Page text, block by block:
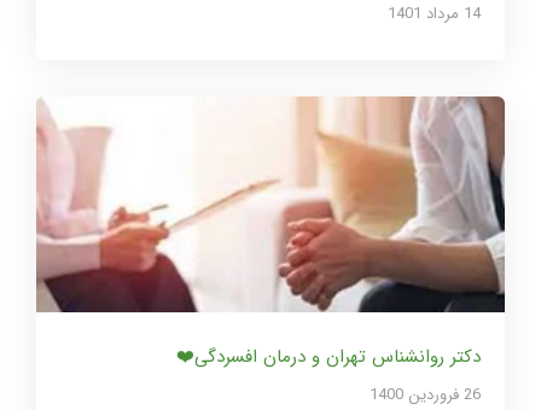
14 مرداد 1401
دکتر روانشناس تهران و درمان افسردگی❤️
26 فروردین 1400